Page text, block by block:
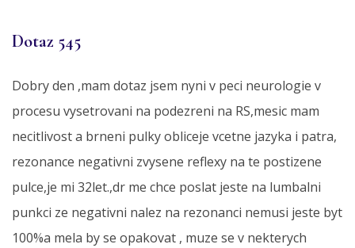
Dotaz 545
Dobry den ,mam dotaz jsem nyni v peci neurologie v
procesu vysetrovani na podezreni na RS,mesic mam
necitlivost a brneni pulky obliceje vcetne jazyka i patra,
rezonance negativni zvysene reflexy na te postizene
pulce,je mi 32let.,dr me chce poslat jeste na lumbalni
punkci ze negativni nalez na rezonanci nemusi jeste byt
100%a mela by se opakovat , muze se v nekterych